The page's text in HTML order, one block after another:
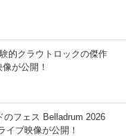
的クラウトロックの傑作
が公開！
のフェス Belladrum 2026
イブ映像が公開！